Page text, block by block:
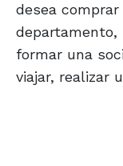
desea
formar una
viajar, realizar